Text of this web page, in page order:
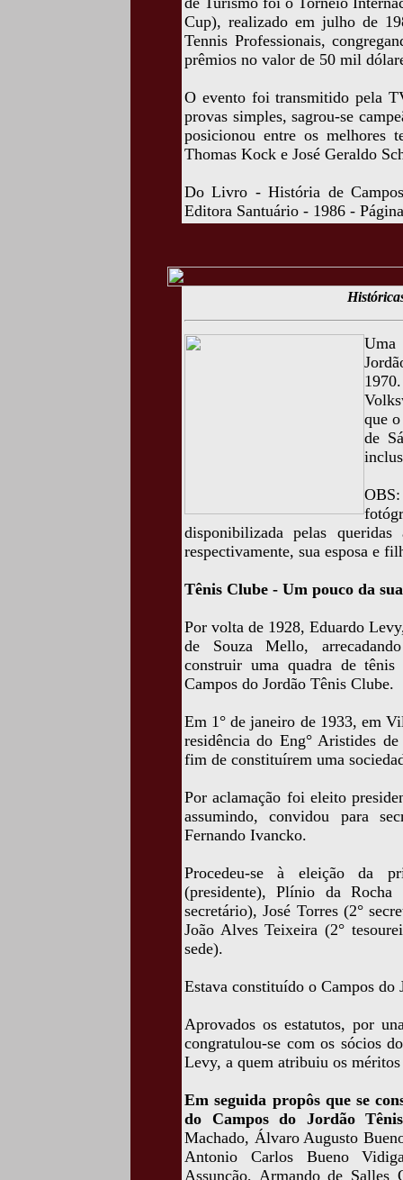
Cup), realizado em julho de
Tennis Professionais,
prêmios no valor de 50 mil
O evento foi transmitido pela
provas simples, sagrou-se
posicionou entre os melhores
Thomas Kock e José Geraldo
Do Livro - História de
Editora Santuário - 1986 -
Uma
que
de
disponibilizada pelas
respectivamente, sua esposa e
Tênis Clube - Um pouco da
Por volta de 1928, Eduardo
de Souza Mello,
construir uma quadra de
Campos do Jordão Tênis Clube.
Em 1° de janeiro de 1933, em
residência do Eng° Aristides
fim de constituírem uma
Por aclamação foi eleito
assumindo, convidou para
Fernando Ivancko.
Procedeu-se à eleição da
(presidente), Plínio da
secretário), José Torres (2°
João Alves Teixeira (2°
sede).
Estava constituído o Campos do
Aprovados os estatutos, por
congratulou-se com os sócios
Levy, a quem atribuiu os
Em seguida propôs que se
do Campos do Jordão
Machado, Álvaro Augusto
Antonio Carlos Bueno
Assunção, Armando de